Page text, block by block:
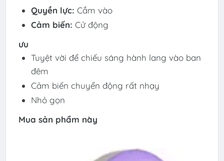
Quyền lực: Cắm vào
Cảm biến: Cử động
ưu
Tuyệt vời để chiếu sáng hành lang vào ban
đêm
Cảm biến chuyển động rất nhạy
Nhỏ gọn
Mua sản phẩm này